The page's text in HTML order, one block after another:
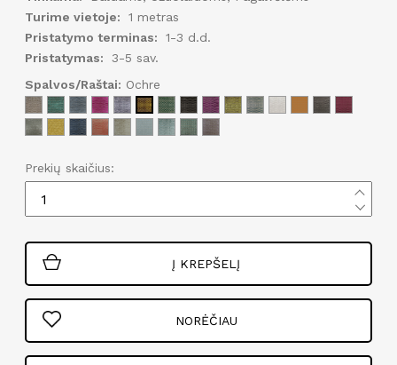
Turime vietoje:
1 metras
Pristatymo terminas:
1-3 d.d.
Pristatymas:
3-5 sav.
Spalvos/Raštai: Ochre
Prekių skaičius:
Į KREPŠELĮ
NORĖČIAU